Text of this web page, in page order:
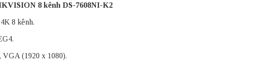
8 kênh DS-7608NI-K2
8 kênh.
(1920 x 1080).